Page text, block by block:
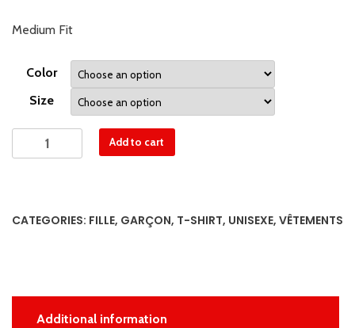
Medium Fit
Color
Size
shirt
Les
Add to cart
CATEGORIES: FILLE, GARÇON, T-SHIRT, UNISEXE, VÊTEMENTS
Additional information